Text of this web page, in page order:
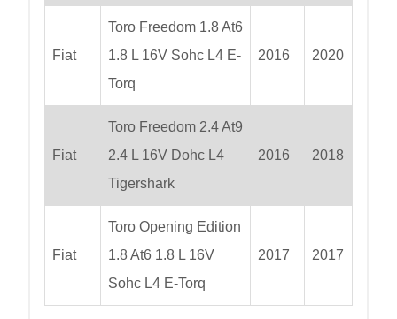
Fiat
Toro Freedom 1.8 At6
1.8 L 16V Sohc L4 E-
Torq
2016 2020
Fiat
Toro Freedom 2.4 At9
2.4 L 16V Dohc L4
Tigershark
2016 2018
Fiat
Toro Opening Edition
1.8 At6 1.8 L 16V
Sohc L4 E-Torq
2017 2017